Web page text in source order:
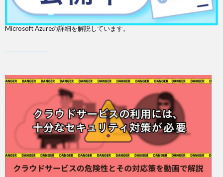
Microsoft Azureの詳細を解説しています。